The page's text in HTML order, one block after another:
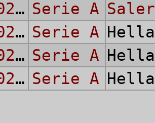
2024
2023/24 Serie A
2024
2024/25 Serie A
2025
2024/25 Serie A
2026
2025/26 Serie A